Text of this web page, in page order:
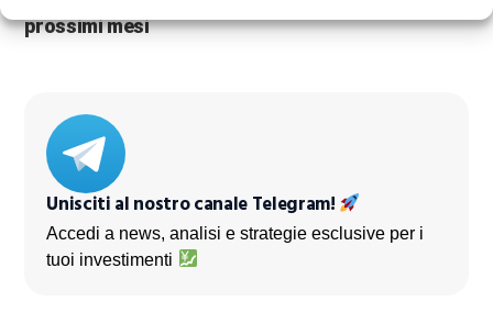
prossimi mesi
Unisciti al nostro canale Telegram!
Accedi a news, analisi e strategie esclusive per i
tuoi investimenti